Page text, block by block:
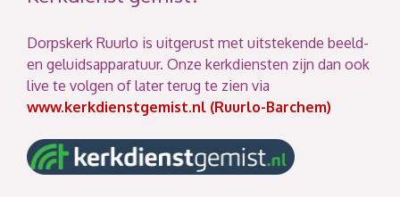
Dorpskerk Ruurlo is uitgerust met uitstekende beeld-
en geluidsapparatuur. Onze kerkdiensten zijn dan ook
live te volgen of later terug te zien via
www.kerkdienstgemist.nl (Ruurlo-Barchem)